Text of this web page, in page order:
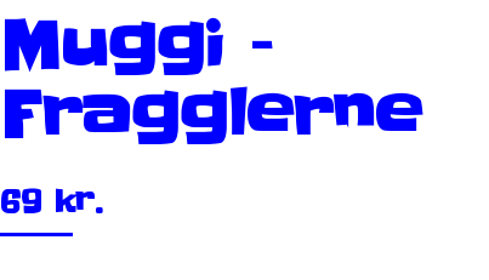
Muggi –
Fragglerne
69 kr.